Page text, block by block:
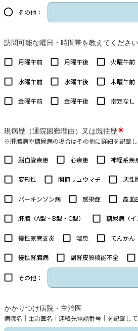
その他：
訪問可能な曜日・時間帯を教えてください
月曜午前 月曜午後 火曜午前
水曜午前 水曜午後 木曜午前
金曜午前 金曜午後 指定なし
現病歴（通院困難理由）又は既往歴
※肝臓病や糖尿病の場合はその他に詳細を記載し
脳血管疾患 心疾患 神経系疾
変形性 関節リュウマチ 悪性
パーキンソン病 感染症 高血
肝臓（A型・B型・C型） 糖尿病（イ
慢性気管支炎 喘息 てんかん
慢性腎臓病 副腎皮質機能不全
その他：
かかりつけ病院・主治医
病院名｜主治医名｜連絡先電話番号｜を記載して